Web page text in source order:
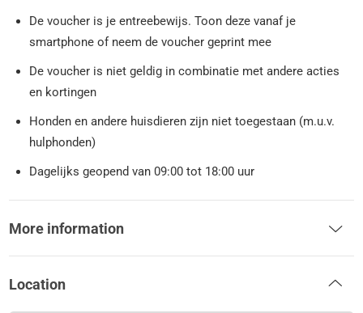
De voucher is je entreebewijs. Toon deze vanaf je
smartphone of neem de voucher geprint mee
De voucher is niet geldig in combinatie met andere acties
en kortingen
Honden en andere huisdieren zijn niet toegestaan (m.u.v.
hulphonden)
Dagelijks geopend van 09:00 tot 18:00 uur
More information
Location